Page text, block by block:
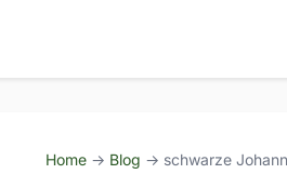
Home → Blog → schwarze